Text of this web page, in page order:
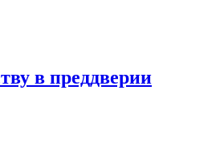
в преддверии